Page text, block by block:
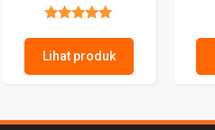
Lihat produk